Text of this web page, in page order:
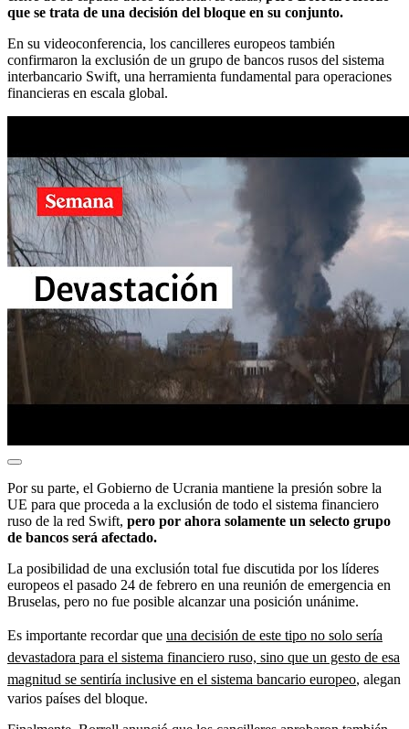
que se trata de una decisión del bloque en su conjunto.
En su videoconferencia, los cancilleres europeos también
confirmaron la exclusión de un grupo de bancos rusos del sistema
interbancario Swift, una herramienta fundamental para operaciones
financieras en escala global.
Por su parte, el Gobierno de Ucrania mantiene la presión sobre la
UE para que proceda a la exclusión de todo el sistema financiero
ruso de la red Swift, pero por ahora solamente un selecto grupo
de bancos será afectado.
La posibilidad de una exclusión total fue discutida por los líderes
europeos el pasado 24 de febrero en una reunión de emergencia en
Bruselas, pero no fue posible alcanzar una posición unánime.
Es importante recordar que una decisión de este tipo no solo sería
devastadora para el sistema financiero ruso, sino que un gesto de esa
magnitud se sentiría inclusive en el sistema bancario europeo, alegan
varios países del bloque.